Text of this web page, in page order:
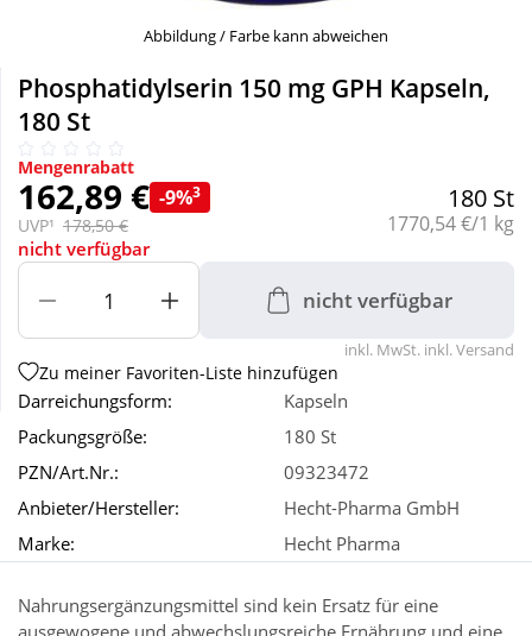
Täglich gut versorgt
Nahrungsergänzung
Natur & Homöopathie
Sanitätshaus
Sport & Fitness
Wellness
Abbildung / Farbe kann abweichen
Phosphatidylserin 150 mg GPH Kapseln,
180 St
Mengenrabatt
162,89 € -9%3
UVP¹ 178,50 €
180 St
Grundpreis:
1770,54 €/1 kg
nicht verfügbar
nicht verfügbar
inkl. MwSt. inkl. Versand
Zu meiner Favoriten-Liste hinzufügen
Darreichungsform:
Kapseln
Packungsgröße:
180 St
PZN/Art.Nr.:
09323472
Anbieter/Hersteller:
Hecht-Pharma GmbH
Marke:
Hecht Pharma
Nahrungsergänzungsmittel sind kein Ersatz für eine